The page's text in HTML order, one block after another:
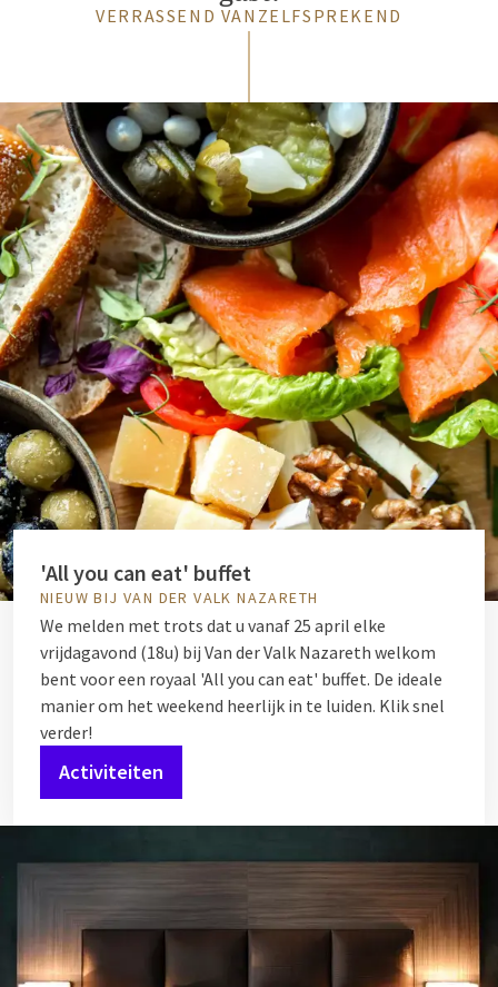
VERRASSEND VANZELFSPREKEND
'All you can eat' buffet
NIEUW BIJ VAN DER VALK NAZARETH
We melden met trots dat u vanaf 25 april elke
vrijdagavond (18u) bij Van der Valk Nazareth welkom
bent voor een royaal 'All you can eat' buffet. De ideale
manier om het weekend heerlijk in te luiden. Klik snel
verder!
Activiteiten